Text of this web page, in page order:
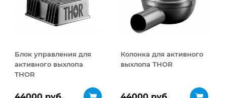
Блок управления для
активного выхлопа
THOR
Колонка для активного
выхлопа THOR